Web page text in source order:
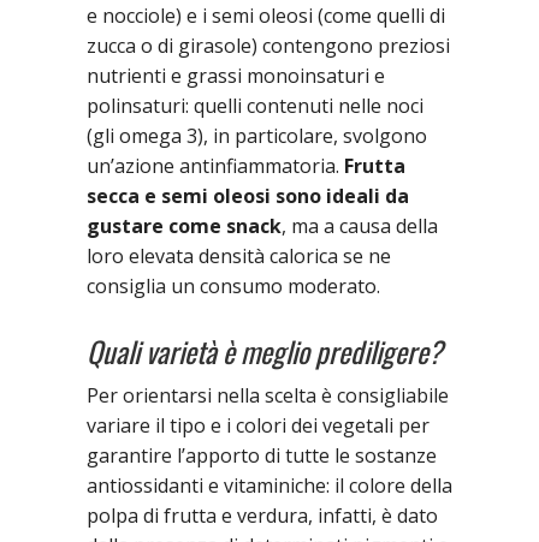
e nocciole) e i semi oleosi (come quelli di
zucca o di girasole) contengono preziosi
nutrienti e grassi monoinsaturi e
polinsaturi: quelli contenuti nelle noci
(gli omega 3), in particolare, svolgono
un’azione antinfiammatoria. Frutta
secca e semi oleosi sono ideali da
gustare come snack, ma a causa della
loro elevata densità calorica se ne
consiglia un consumo moderato.
Quali varietà è meglio prediligere?
Per orientarsi nella scelta è consigliabile
variare il tipo e i colori dei vegetali per
garantire l’apporto di tutte le sostanze
antiossidanti e vitaminiche: il colore della
polpa di frutta e verdura, infatti, è dato